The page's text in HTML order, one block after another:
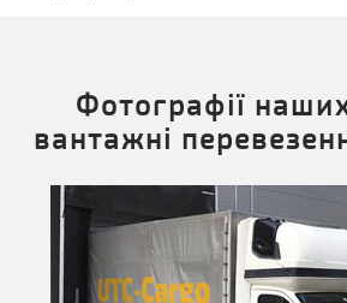
Фотографії
вантажні